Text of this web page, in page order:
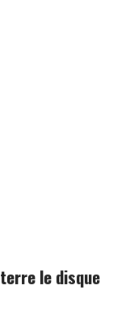
le disque